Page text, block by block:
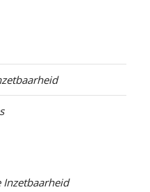
Inzetbaarheid